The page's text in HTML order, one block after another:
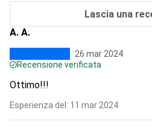
Lascia una
A. A.
26 mar 2024
Recensione verificata
Ottimo!!!
Esperienza del: 11 mar 2024